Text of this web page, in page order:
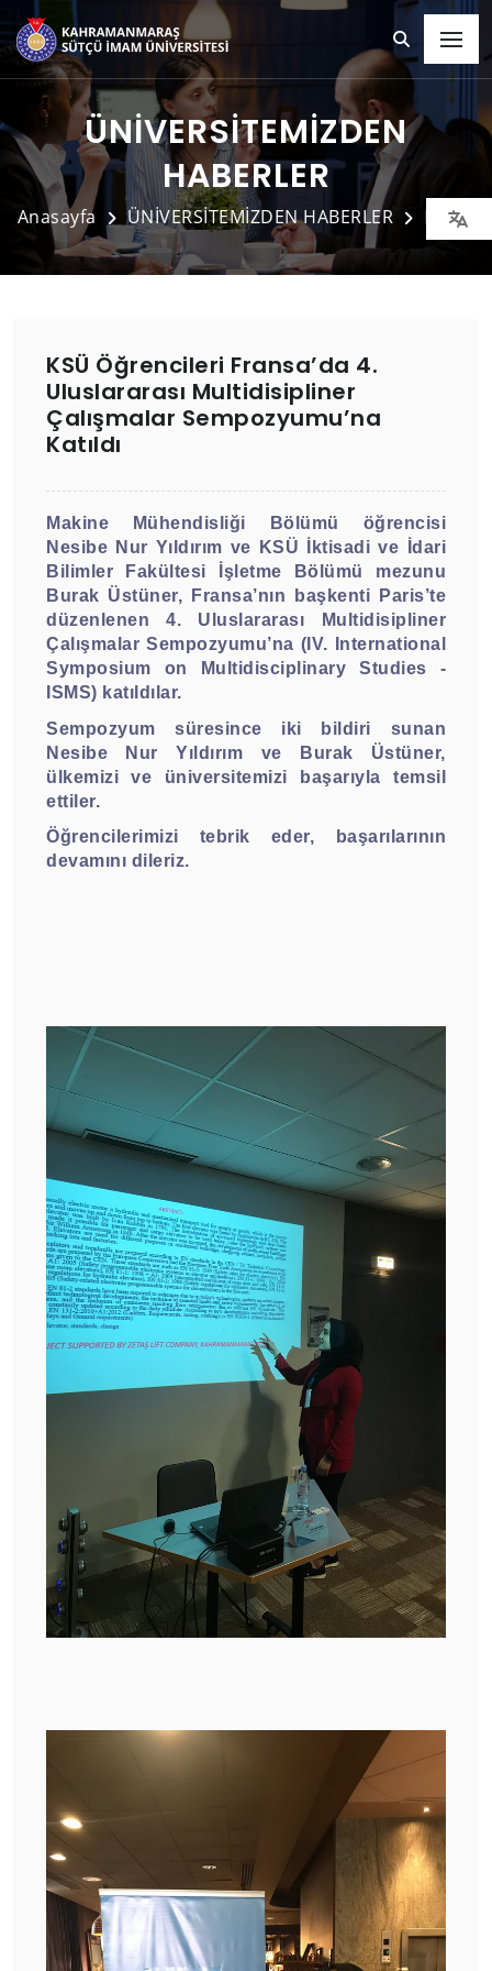
ÜNİVERSİTEMİZDEN
HABERLER
Anasayfa ÜNİVERSİTEMİZDEN HABERLER Detay
KSÜ Öğrencileri Fransa’da 4.
Uluslararası Multidisipliner
Çalışmalar Sempozyumu’na
Katıldı
Makine Mühendisliği Bölümü öğrencisi
Nesibe Nur Yıldırım ve KSÜ İktisadi ve İdari
Bilimler Fakültesi İşletme Bölümü mezunu
Burak Üstüner, Fransa’nın başkenti Paris’te
düzenlenen 4. Uluslararası Multidisipliner
Çalışmalar Sempozyumu’na (IV. International
Symposium on Multidisciplinary Studies -
ISMS) katıldılar.
Sempozyum süresince iki bildiri sunan
Nesibe Nur Yıldırım ve Burak Üstüner,
ülkemizi ve üniversitemizi başarıyla temsil
ettiler.
Öğrencilerimizi tebrik eder, başarılarının
devamını dileriz.